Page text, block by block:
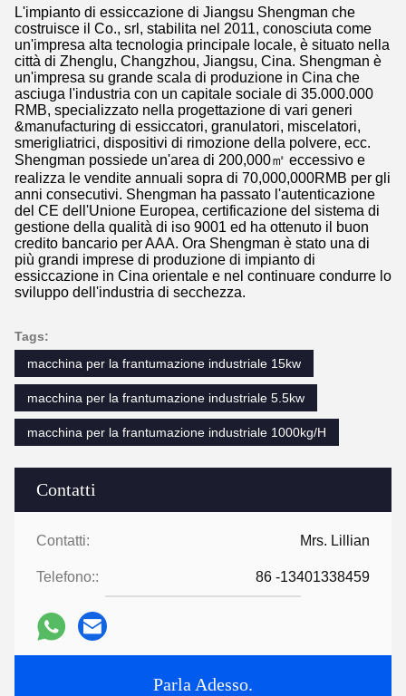
Contatti
Contatti: Mrs. Lillian
Telefono:: 86 -13401338459
Parla Adesso.
L'impianto di essiccazione di Jiangsu Shengman che
costruisce il Co., srl, stabilita nel 2011, conosciuta come
un'impresa alta tecnologia principale locale, è situato nella
città di Zhenglu, Changzhou, Jiangsu, Cina. Shengman è
un'impresa su grande scala di produzione in Cina che
asciuga l'industria con un capitale sociale di 35.000.000
RMB, specializzato nella progettazione di vari generi
&manufacturing di essiccatori, granulatori, miscelatori,
smerigliatrici, dispositivi di rimozione della polvere, ecc.
Shengman possiede un'area di 200,000㎡ eccessivo e
realizza le vendite annuali sopra di 70,000,000RMB per gli
anni consecutivi. Shengman ha passato l'autenticazione
del CE dell'Unione Europea, certificazione del sistema di
gestione della qualità di iso 9001 ed ha ottenuto il buon
credito bancario per AAA. Ora Shengman è stato una di
più grandi imprese di produzione di impianto di
essiccazione in Cina orientale e nel continuare condurre lo
sviluppo dell'industria di secchezza.
Tags:
macchina per la frantumazione industriale 15kw
macchina per la frantumazione industriale 5.5kw
macchina per la frantumazione industriale 1000kg/H